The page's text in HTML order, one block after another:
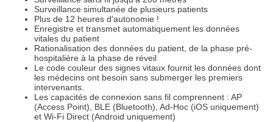
Surveillance simultanée de plusieurs patients
Plus de 12 heures d'autonomie !
Enregistre et transmet automatiquement les données
vitales du patient
Rationalisation des données du patient, de la phase pré-
hospitalière à la phase de réveil
Le code couleur des signes vitaux fournit les données dont
les médecins ont besoin sans submerger les premiers
intervenants.
Les capacités de connexion sans fil comprennent : AP
(Access Point), BLE (Bluetooth), Ad-Hoc (iOS uniquement)
et Wi-Fi Direct (Android uniquement)